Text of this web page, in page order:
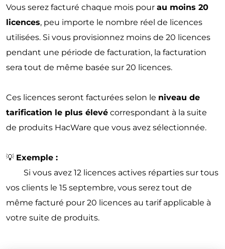
Vous serez facturé chaque mois pour au moins 20
licences, peu importe le nombre réel de licences
utilisées. Si vous provisionnez moins de 20 licences
pendant une période de facturation, la facturation
sera tout de même basée sur 20 licences.
Ces licences seront facturées selon le niveau de
tarification le plus élevé correspondant à la suite
de produits HacWare que vous avez sélectionnée.
💡 Exemple :
Si vous avez 12 licences actives réparties sur tous
vos clients le 15 septembre, vous serez tout de
même facturé pour 20 licences au tarif applicable à
votre suite de produits.